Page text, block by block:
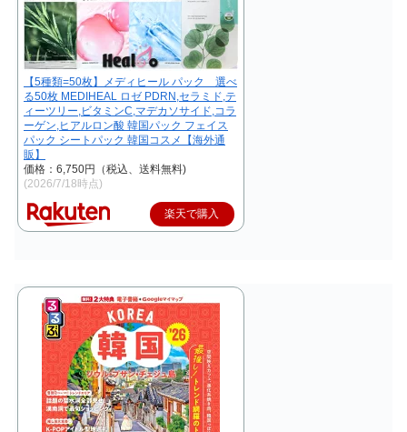
【5種類=50枚】メディヒール パック 選べ
る50枚 MEDIHEAL ロゼ PDRN,セラミド,テ
ィーツリー,ビタミンC,マデカソサイド,コラ
ーゲン,ヒアルロン酸 韓国パック フェイス
パック シートパック 韓国コスメ【海外通
販】
価格：6,750円（税込、送料無料)
(2026/7/18時点)
楽天で購入